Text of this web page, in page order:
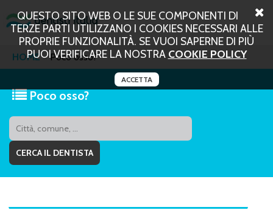
QUESTO SITO WEB O LE SUE COMPONENTI DI
TERZE PARTI UTILIZZANO I COOKIES NECESSARI ALLE
PROPRIE FUNZIONALITÀ. SE VUOI SAPERNE DI PIÙ
PUOI VERIFICARE LA NOSTRA COOKIE POLICY
ACCETTA
HOME Poco osso?
Poco osso?